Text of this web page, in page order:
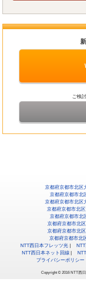
ご検
京都府京都市北区
京都府京都市北
京都府京都市北区
京都府京都市北
京都府京都市北
京都府京都市北
京都府京都市北
京都府京都市北
NTT西日本フレッツ光
NTT西日本ネット回線
プライバシーポリシー
Copyright © 2016 NTT西